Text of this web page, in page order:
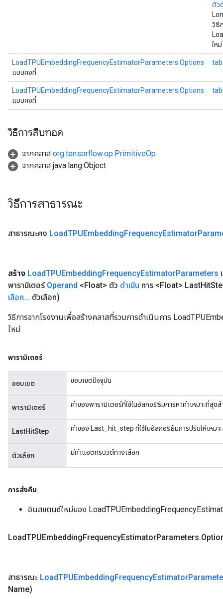
ตัว
วิธี
ใหม่
LoadTPUEmbeddingFrequencyEstimatorParameters.Options
แบบคงที่
LoadTPUEmbeddingFrequencyEstimatorParameters.Options
แบบคงที่
วิธีการสืบทอด
จากคลาส org.tensorflow.op.PrimitiveOp
จากคลาส java.lang.Object
วิธีการสาธารณะ
สาธารณะคง LoadTPUEmbeddingFrequencyEstimator
สร้าง LoadTPUEmbeddingFrequencyEstimatorParameters
พารามิเตอร์ Operand <Float> ตัว ดำเนิน การ <Float> LastHit
เลือก... ตัวเลือก)
วิธีการจากโรงงานเพื่อสร้างคลาสที่รวมการดำเนินการ
ใหม่
พารามิเตอร์
ขอบเขต ขอบเขตปัจจุบัน
พารามิเตอร์ ค่าของพารามิเตอร์ที่ใช้ในอัลกอริธึมการหาค่าเหมาะที่สุด
LastHitStep ค่าของ Last_hit_step ที่ใช้ในอัลกอริธึมการปรับให้เหม
ตัวเลือก มีค่าแอตทริบิวต์ทางเลือก
การส่งคืน
อินสแตนซ์ใหม่ของ
LoadTPUEmbeddingFrequencyEstimatorParameters.
สาธารณะ LoadTPUEmbeddingFrequencyEstimator
Name)